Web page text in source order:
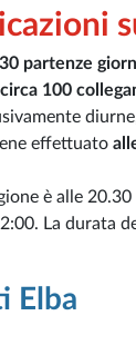
30 partenze
circa 100
effettuato
è alle
La durata
Elba